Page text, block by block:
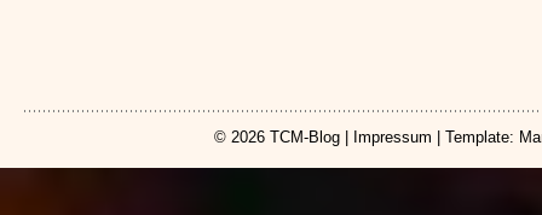
© 2026 TCM-Blog| Impressum | Template: